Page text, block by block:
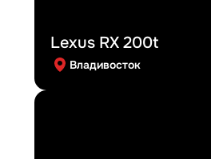
Lexus RX 200t
Владивосток